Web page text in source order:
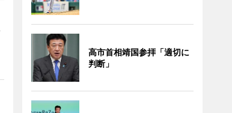
高市首相靖国参拝「適切に
判断」